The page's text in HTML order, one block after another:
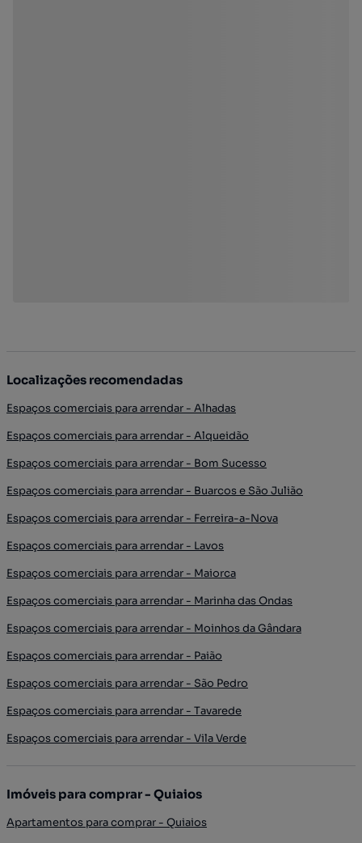
Localizações recomendadas
Espaços comerciais para arrendar - Alhadas
Espaços comerciais para arrendar - Alqueidão
Espaços comerciais para arrendar - Bom Sucesso
Espaços comerciais para arrendar - Buarcos e São Julião
Espaços comerciais para arrendar - Ferreira-a-Nova
Espaços comerciais para arrendar - Lavos
Espaços comerciais para arrendar - Maiorca
Espaços comerciais para arrendar - Marinha das Ondas
Espaços comerciais para arrendar - Moinhos da Gândara
Espaços comerciais para arrendar - Paião
Espaços comerciais para arrendar - São Pedro
Espaços comerciais para arrendar - Tavarede
Espaços comerciais para arrendar - Vila Verde
Imóveis para comprar - Quiaios
Apartamentos para comprar - Quiaios